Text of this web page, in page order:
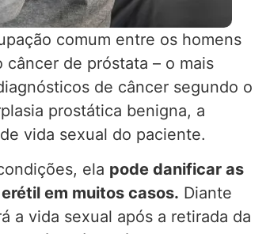
comum entre os homens
de próstata – o mais
de câncer segundo o
prostática benigna, a
vida sexual do paciente.
ela pode danificar as
em muitos casos. Diante
a vida sexual após a retirada da